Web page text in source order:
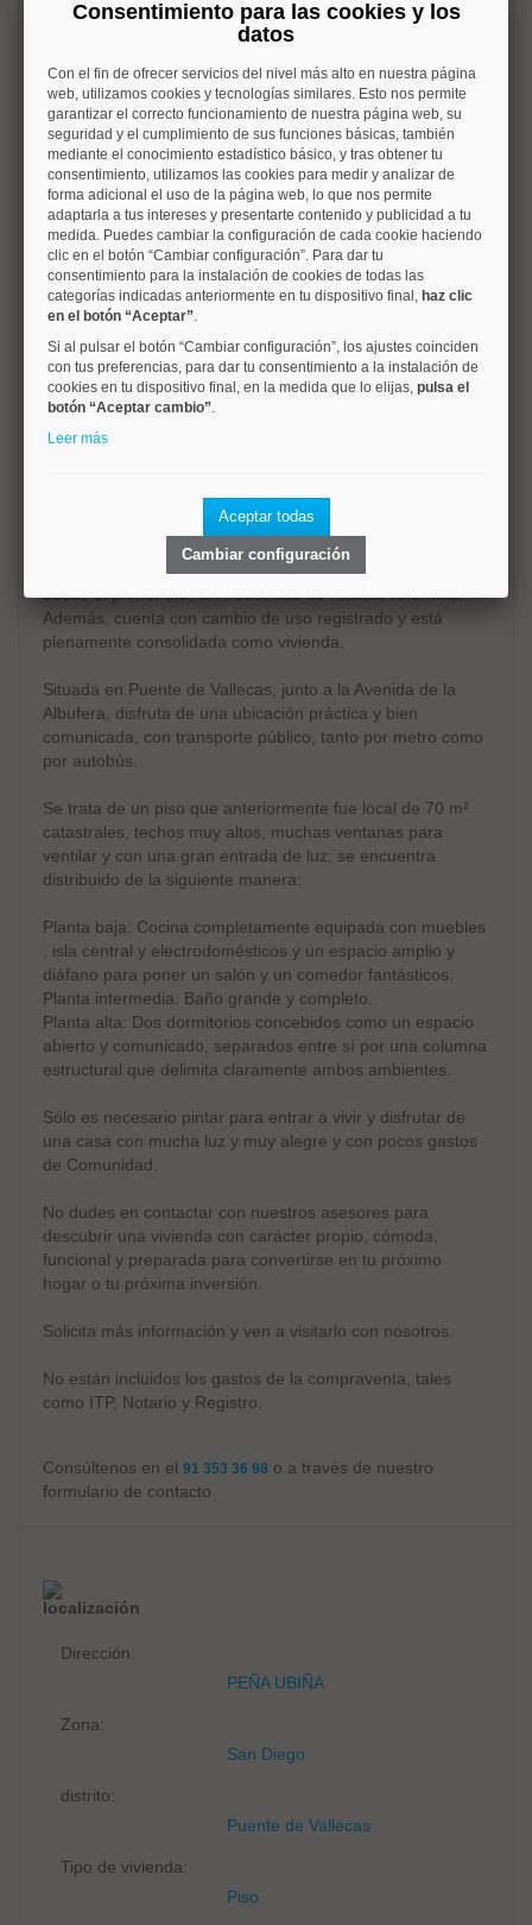
amplitud, diseño y funcionalidad en un espacio con
personalidad propia; dispone de calefacción individual por
gas natural.
Distribuido en dos plantas y una entreplanta, ofrece una
cómoda separación entre las zonas de día y de descanso.
En la planta superior se encuentra un amplio espacio
diáfano distribuido en dos ambientes diferenciados,
separados por una columna estructural; esta distribución
corresponde a dos dormitorios comunicados entre sí
mediante un espacio abierto, lo que aporta una gran
sensación de amplitud y luminosidad.
independientes, la distribución permite cerrarlos fácilmente
con una obra mínima, recuperando dos habitaciones
totalmente privadas sin apenas modificaciones.
necesidades de cada familia.
Se encuentra en perfecto estado, lista para entrar a vivir
desde el primer día, sin necesidad de realizar reformas.
Además, cuenta con cambio de uso registrado y está
plenamente consolidada como vivienda.
Situada en Puente de Vallecas, junto a la Avenida de la
Albufera, disfruta de una ubicación práctica y bien
comunicada, con transporte público, tanto por metro como
por autobús.
Se trata de un piso que anteriormente fue local de 70 m²
catastrales, techos muy altos, muchas ventanas para
ventilar y con una gran entrada de luz; se encuentra
distribuido de la siguiente manera:
Planta baja: Cocina completamente equipada con muebles
, isla central y electrodomésticos y un espacio amplio y
diáfano para poner un salón y un comedor fantásticos.
Planta intermedia: Baño grande y completo.
Planta alta: Dos dormitorios concebidos como un espacio
abierto y comunicado, separados entre sí por una columna
estructural que delimita claramente ambos ambientes.
Sólo es necesario pintar para entrar a vivir y disfrutar de
una casa con mucha luz y muy alegre y con pocos gastos
de Comunidad.
No dudes en contactar con nuestros asesores para
descubrir una vivienda con carácter propio, cómoda,
funcional y preparada para convertirse en tu próximo
hogar o tu próxima inversión.
Solicita más información y ven a visitarlo con nosotros.
No están incluidos los gastos de la compraventa, tales
como ITP, Notario y Registro.
Consúltenos en el 91 353 36 98 o a través de nuestro
formulario de contacto
localización
Dirección:
PEÑA UBIÑA
Zona:
San Diego
distrito:
Puente de Vallecas
Tipo de vivienda:
Piso
Consentimiento para las cookies y los
datos
Con el fin de ofrecer servicios del nivel más alto en nuestra página
web, utilizamos cookies y tecnologías similares. Esto nos permite
garantizar el correcto funcionamiento de nuestra página web, su
seguridad y el cumplimiento de sus funciones básicas, también
mediante el conocimiento estadístico básico, y tras obtener tu
consentimiento, utilizamos las cookies para medir y analizar de
forma adicional el uso de la página web, lo que nos permite
adaptarla a tus intereses y presentarte contenido y publicidad a tu
medida. Puedes cambiar la configuración de cada cookie haciendo
clic en el botón “Cambiar configuración”. Para dar tu
consentimiento para la instalación de cookies de todas las
categorías indicadas anteriormente en tu dispositivo final, haz clic
en el botón “Aceptar”.
Si al pulsar el botón “Cambiar configuración”, los ajustes coinciden
con tus preferencias, para dar tu consentimiento a la instalación de
cookies en tu dispositivo final, en la medida que lo elijas, pulsa el
botón “Aceptar cambio”.
Leer más
Aceptar todas
Cambiar configuración